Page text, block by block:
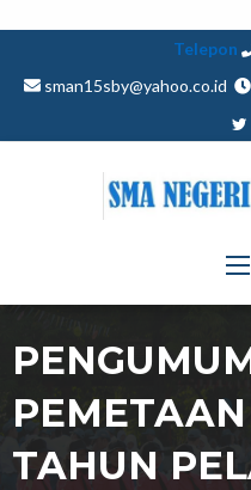
Telepon
sman15sby@yahoo.co.id
TAHUN